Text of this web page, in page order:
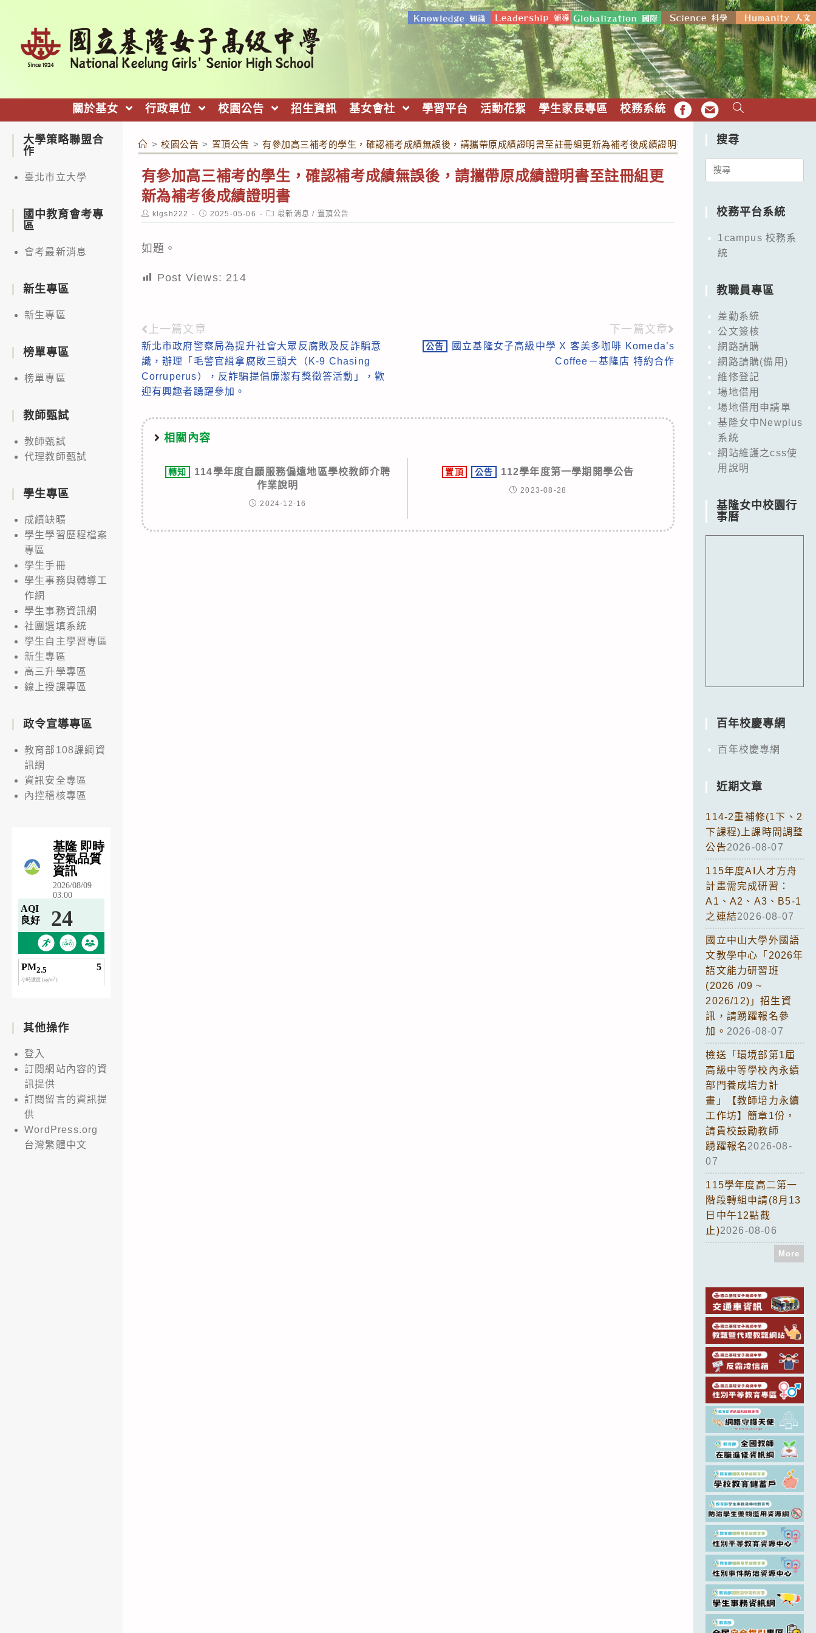
關於基女 行政單位 校園公告 招生資訊 基女會社 學習平台 活動花絮 學生家長專區 校務系統 FB EMAIL
> 校園公告 > 置頂公告 > 有參加高三補考的學生，確認補考成績無誤後，請攜帶原成績證明書至註冊組更新為補考後成績證明書
有參加高三補考的學生，確認補考成績無誤後，請攜帶原成績證明書至註冊組更
新為補考後成績證明書
Post
author:
klgsh222
Post
published:
2025-05-06
Post
category:
最新消息 / 置頂公告
如題。
Post Views: 214
Read
more
articles
上一篇文章
新北市政府警察局為提升社會大眾反腐敗及反詐騙意
識，辦理「毛警官緝拿腐敗三頭犬（K-9 Chasing
Corruperus），反詐騙提倡廉潔有獎徵答活動」，歡
迎有興趣者踴躍參加。
下一篇文章
公告
國立基隆女子高級中學 X 客美多咖啡 Komeda’s
Coffee－基隆店 特約合作
相關內容
轉知
114學年度自願服務偏遠地區學校教師介聘
作業說明
2024-12-16
置頂 公告 112學年度第一學期開學公告
2023-08-28
大學策略聯盟合
作
臺北市立大學
國中教育會考專
區
會考最新消息
新生專區
新生專區
榜單專區
榜單專區
教師甄試
教師甄試
代理教師甄試
學生專區
成績缺曠
學生學習歷程檔案
專區
學生手冊
學生事務與轉導工
作網
學生事務資訊網
社團選填系統
學生自主學習專區
新生專區
高三升學專區
線上授課專區
政令宣導專區
教育部108課綱資
訊網
資訊安全專區
內控稽核專區
其他操作
登入
訂閱網站內容的資
訊提供
訂閱留言的資訊提
供
WordPress.org
台灣繁體中文
搜尋
Search
校務平台系統
1campus 校務系
統
教職員專區
差勤系統
公文簽核
網路請購
網路請購(備用)
維修登記
場地借用
場地借用申請單
基隆女中Newplus
系統
網站維護之css使
用說明
基隆女中校園行
事曆
百年校慶專網
百年校慶專網
近期文章
114-2重補修(1下、2
下課程)上課時間調整
公告2026-08-07
115年度AI人才方舟
計畫需完成研習：
A1、A2、A3、B5-1
之連結2026-08-07
國立中山大學外國語
文教學中心「2026年
語文能力研習班
(2026 /09 ~
2026/12)」招生資
訊，請踴躍報名參
加。 2026-08-07
檢送「環境部第1屆
高級中等學校內永續
部門養成培力計
畫」【教師培力永續
工作坊】簡章1份，
請貴校鼓勵教師
踴躍報名2026-08-
07
115學年度高二第一
階段轉組申請(8月13
日中午12點截
止)2026-08-06
More